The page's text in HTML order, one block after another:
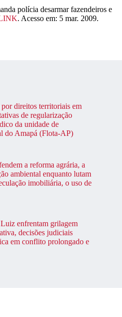
polícia desarmar fazendeiros e
. Acesso em: 5 mar. 2009.
direitos territoriais em
de regularização
da unidade de
do Amapá (Flota-AP)
a reforma agrária, a
ambiental enquanto lutam
imobiliária, o uso de
enfrentam grilagem
decisões judiciais
em conflito prolongado e